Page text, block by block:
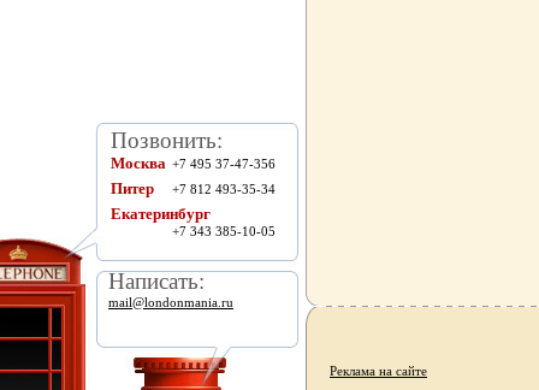
Позвонить:
Москва +7 495 37-47-356
Питер +7 812 493-35-34
Екатеринбург
+7 343 385-10-05
Написать:
mail@londonmania.ru
Реклама на сайте